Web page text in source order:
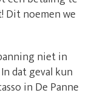
Dit noemen we
niet in
dat geval kun
in De Panne